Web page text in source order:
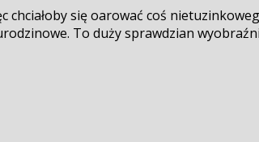
się ofiarować coś
To duży sprawdzian